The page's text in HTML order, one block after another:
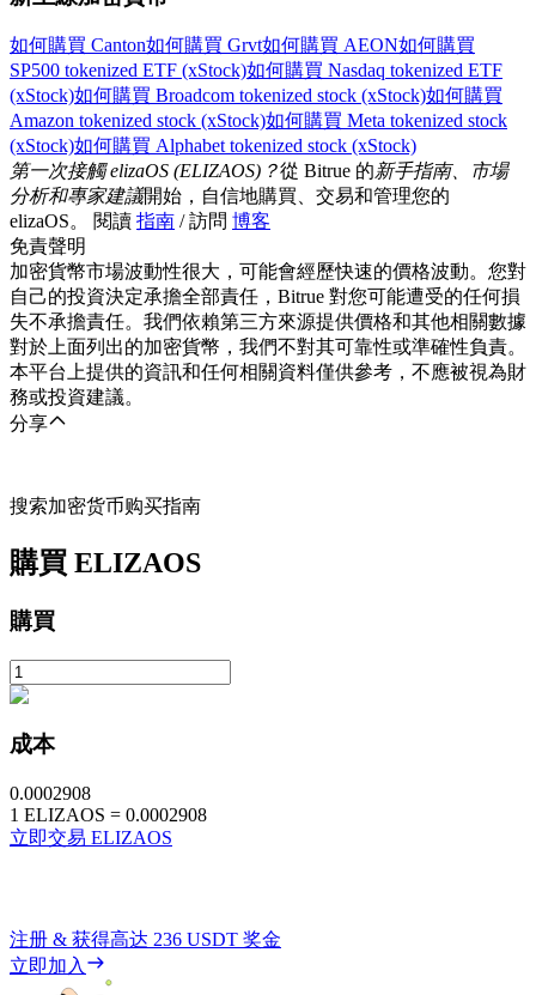
如何購買 Canton如何購買 Grvt如何購買 AEON如何購買
SP500 tokenized ETF (xStock)如何購買 Nasdaq tokenized ETF
(xStock)如何購買 Broadcom tokenized stock (xStock)如何購買
Amazon tokenized stock (xStock)如何購買 Meta tokenized stock
(xStock)如何購買 Alphabet tokenized stock (xStock)
第一次接觸 elizaOS (ELIZAOS)？從 Bitrue 的新手指南、市場
分析和專家建議開始，自信地購買、交易和管理您的
elizaOS。 閱讀 指南 / 訪問 博客
免責聲明
加密貨幣市場波動性很大，可能會經歷快速的價格波動。您對
自己的投資決定承擔全部責任，Bitrue 對您可能遭受的任何損
失不承擔責任。我們依賴第三方來源提供價格和其他相關數據
對於上面列出的加密貨幣，我們不對其可靠性或準確性負責。
本平台上提供的資訊和任何相關資料僅供參考，不應被視為財
務或投資建議。
分享
搜索加密货币购买指南
購買 ELIZAOS
購買
成本
0.0002908
1 ELIZAOS = 0.0002908
立即交易 ELIZAOS
注册 & 获得高达 236 USDT 奖金
立即加入